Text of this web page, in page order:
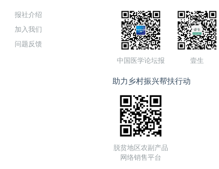
报社介绍
加入我们
问题反馈
中国医学论坛报 壹生
助力乡村振兴帮扶行动
脱贫地区农副产品
网络销售平台